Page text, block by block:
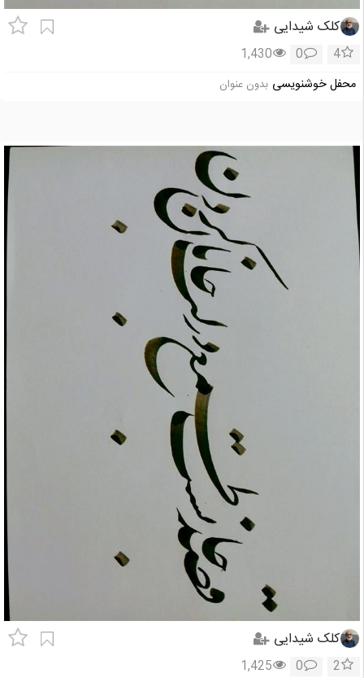
کلک شیدایی
4
0
1,430
محفل خوشنویسی بدون عنوان
کلک شیدایی
2
0
1,425